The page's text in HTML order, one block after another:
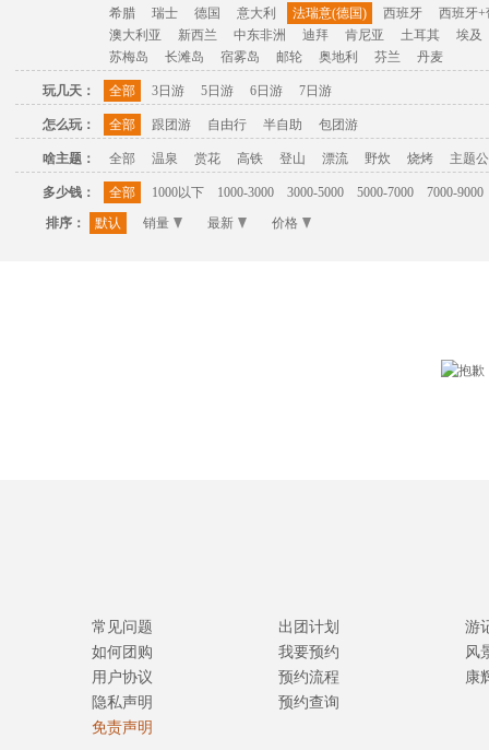
希腊
瑞士 德国 意大利 法瑞意(德国) 西班牙
西班牙+
澳大利亚
新西兰 中东非洲 迪拜 肯尼亚 土耳其
埃及
苏梅岛
长滩岛 宿雾岛 邮轮 奥地利 芬兰 丹麦
玩几天： 全部 3日游 5日游 6日游 7日游
怎么玩： 全部 跟团游 自由行 半自助 包团游
啥主题： 全部 温泉 赏花 高铁 登山 漂流 野炊 烧烤 主题
多少钱： 全部 1000以下 1000-3000 3000-5000 5000-7000
7000-9000
排序：
默认 销量 最新 价格
常见问题
如何团购
用户协议
隐私声明
免责声明
出团计划
我要预约
预约流程
预约查询
游
风
康